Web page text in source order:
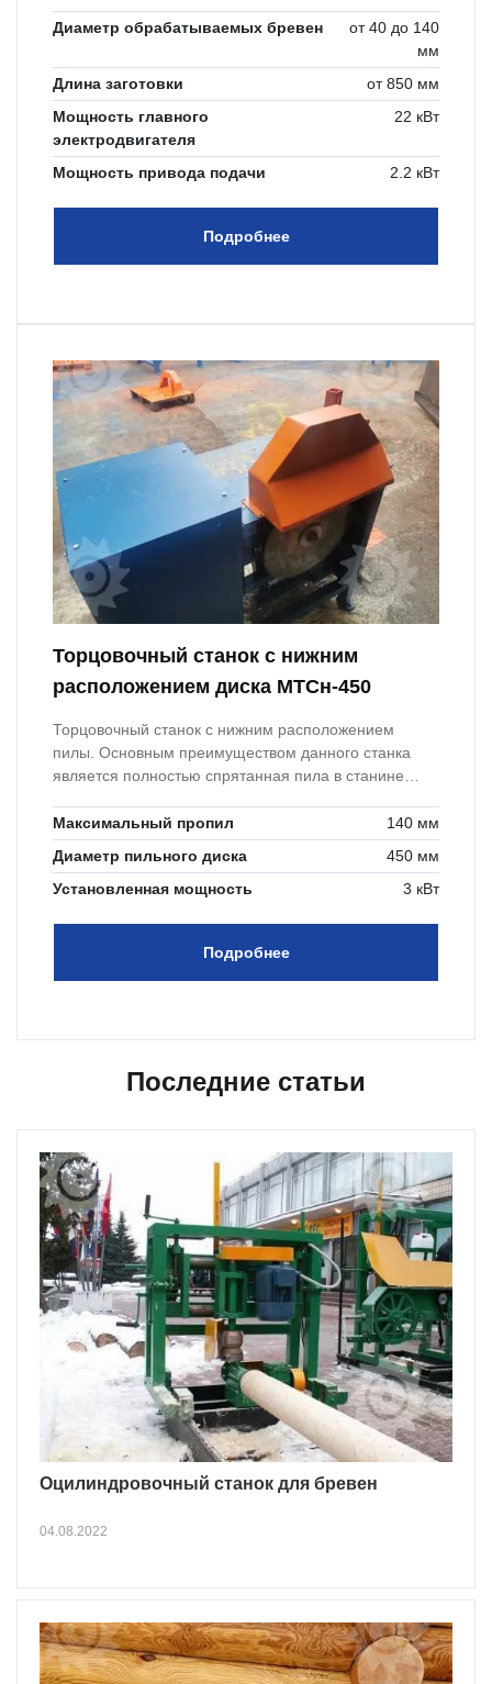
Диаметр обрабатываемых бревен
от 40 до 140
мм
Длина заготовки
от 850 мм
Мощность главного
электродвигателя
22 кВт
Мощность привода подачи 2.2 кВт
Подробнее
Торцовочный станок с нижним
расположением диска МТСн-450
Торцовочный станок с нижним расположением
пилы. Основным преимуществом данного станка
является полностью спрятанная пила в станине
станком.
Максимальный пропил
140 мм
Диаметр пильного диска
450 мм
Установленная мощность
3 кВт
Подробнее
Последние статьи
Оцилиндровочный станок для бревен
04.08.2022